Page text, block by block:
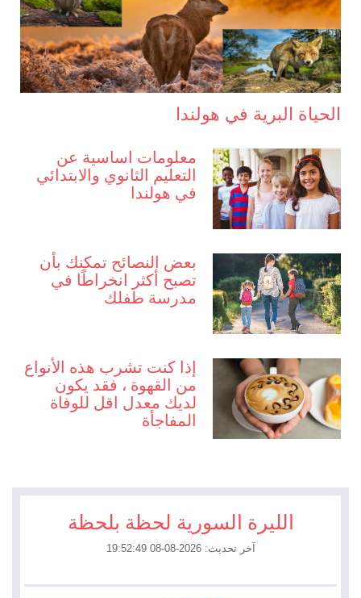
الحياة البرية في هولندا
معلومات اساسية عن
التعليم الثانوي والابتدائي
في هولندا
بعض النصائح تمكنك بأن
تصبح أكثر انخراطًا في
مدرسة طفلك
إذا كنت تشرب هذه الأنواع
من القهوة ، فقد يكون
لديك معدل اقل للوفاة
المفاجأة
الليرة السورية لحظة بلحظة
آخر تحديث: 2026-08-08 19:52:49